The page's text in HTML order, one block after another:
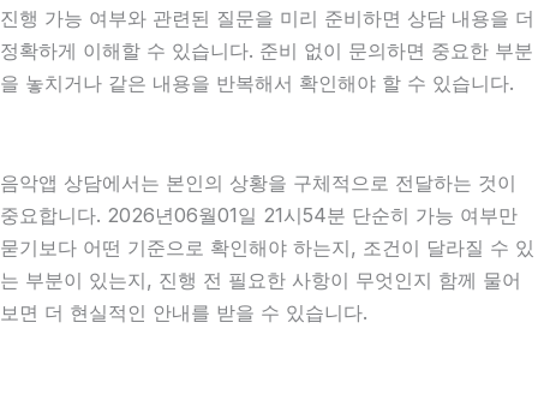
진행 가능 여부와 관련된 질문을 미리 준비하면 상담 내용을 더
정확하게 이해할 수 있습니다. 준비 없이 문의하면 중요한 부분
을 놓치거나 같은 내용을 반복해서 확인해야 할 수 있습니다.
음악앱 상담에서는 본인의 상황을 구체적으로 전달하는 것이
중요합니다. 2026년06월01일 21시54분 단순히 가능 여부만
묻기보다 어떤 기준으로 확인해야 하는지, 조건이 달라질 수 있
는 부분이 있는지, 진행 전 필요한 사항이 무엇인지 함께 물어
보면 더 현실적인 안내를 받을 수 있습니다.